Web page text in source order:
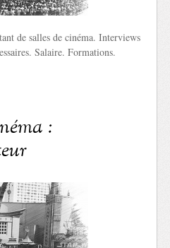
de salles de cinéma. Interviews
Salaire. Formations.
: